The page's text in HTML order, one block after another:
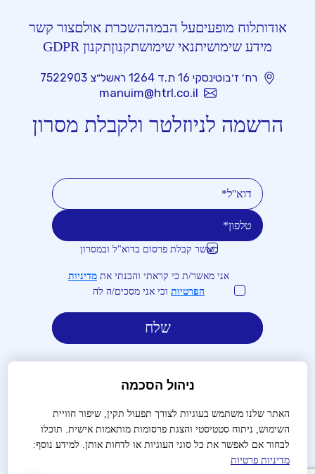
אודותלוח מופעיםעל הבמההשכרת אולםצור קשר
מידע שימושיתנאי שימושתקנוןתקנון GDPR
רח׳ ז׳בוטינסקי 16 ת.ד 1264 ראשל״צ 7522903
manuim@htrl.co.il
הרשמה לניוזלטר ולקבלת מסרון
מאשר קבלת פרסום בדוא"ל ובמסרון
אני מאשר/ת כי קראתי והבנתי את מדיניות
הפרטיות וכי אני מסכים/ה לה
לבירורים והזמנות:03-9488666
שאלות נפוצות צור קשר
ניהול הסכמה
האתר שלנו משתמש בעוגיות לצורך תפעול תקין, שיפור חוויית
השימוש, ניתוח סטטיסטי והצגת פרסומות מותאמות אישית. תוכלו
לבחור אם לאפשר את כל סוגי העוגיות או לדחות אותן. למידע נוסף:
מדיניות פרטיות